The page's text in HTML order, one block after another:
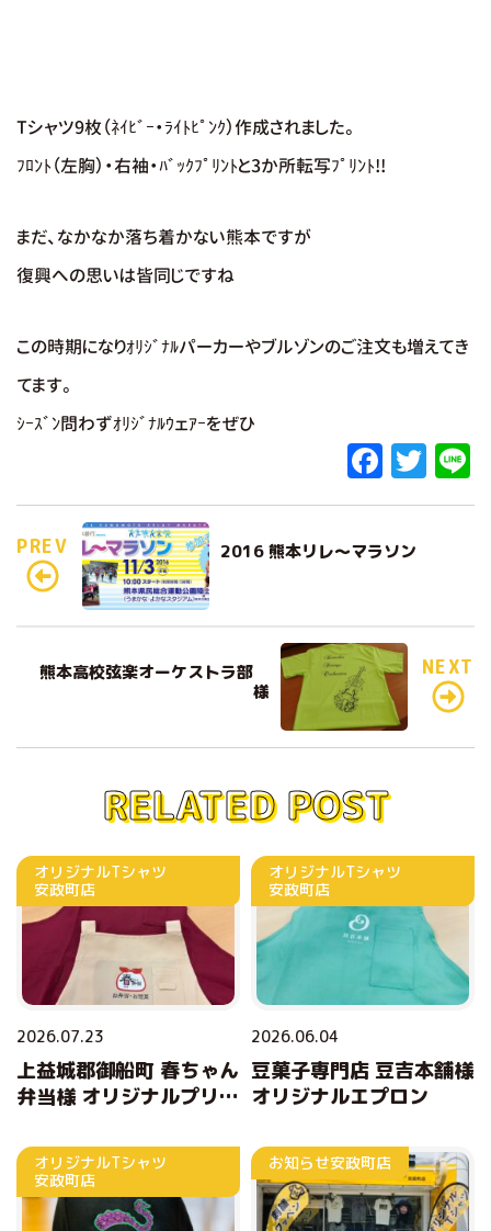
Tシャツ9枚（ﾈｲﾋﾞｰ・ﾗｲﾄﾋﾟﾝｸ）作成されました。
ﾌﾛﾝﾄ（左胸）・右袖・ﾊﾞｯｸﾌﾟﾘﾝﾄと3か所転写ﾌﾟﾘﾝﾄ!!
まだ、なかなか落ち着かない熊本ですが
復興への思いは皆同じですね
この時期になりｵﾘｼﾞﾅﾙパーカーやブルゾンのご注文も増えてき
てます。
ｼｰｽﾞﾝ問わずｵﾘｼﾞﾅﾙｳェｱｰをぜひ
F
a
c
e
o
o
k
T
w n
PREV 2016 熊本リレ～マラソン
熊本高校弦楽オーケストラ部
様
NEXT
RELATED POST
オリジナルTシャツ
安政町店
2026.07.23
上益城郡御船町 春ちゃん
弁当様 オリジナルプリン
オリジナルTシャツ
安政町店
2026.06.04
豆菓子専門店 豆吉本舗様
オリジナルエプロン
オリジナルTシャツ
安政町店
お知らせ安政町店